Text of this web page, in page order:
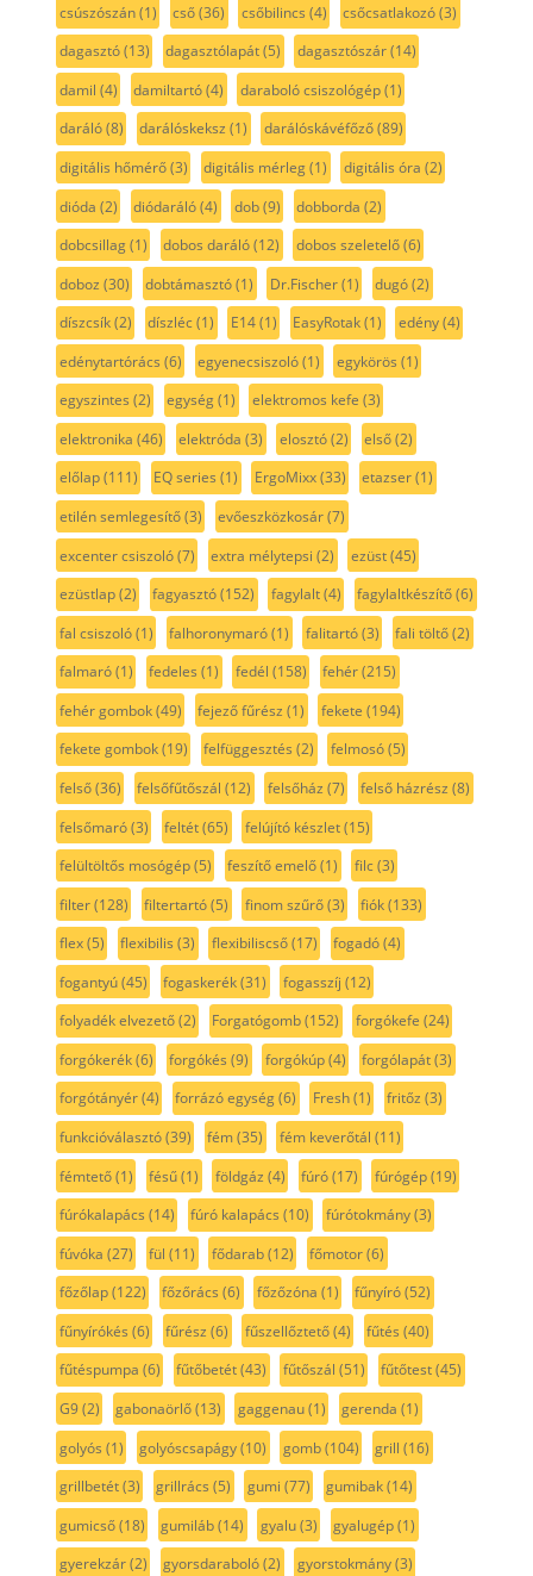
csúszószán(1) cső(36) csőbilincs (4) csőcsatlakozó(3)
dagasztó(13) dagasztólapát(5) dagasztószár(14)
damil (4) damiltartó(4) daraboló csiszológép(1)
daráló(8) darálóskeksz (1) darálóskávéfőző(89)
digitális hőmérő(3) digitális mérleg(1) digitális óra (2)
dióda (2) diódaráló(4) dob(9) dobborda (2)
dobcsillag(1) dobos daráló(12) dobos szeletelő(6)
doboz (30) dobtámasztó(1) Dr.Fischer(1) dugó(2)
díszcsík(2) díszléc(1) E14(1) EasyRotak(1) edény(4)
edénytartórács (6) egyenecsiszoló(1) egykörös (1)
egyszintes (2) egység(1) elektromos kefe (3)
elektronika (46) elektróda (3) elosztó(2) első(2)
előlap(111) EQ series (1) ErgoMixx(33) etazser(1)
etilén semlegesítő(3) evőeszközkosár(7)
excenter csiszoló(7) extra mélytepsi (2) ezüst(45)
ezüstlap(2) fagyasztó(152) fagylalt(4) fagylaltkészítő(6)
fal csiszoló(1) falhoronymaró(1) falitartó(3) fali töltő(2)
falmaró(1) fedeles (1) fedél (158) fehér(215)
fehér gombok(49) fejező fűrész (1) fekete (194)
fekete gombok(19) felfüggesztés (2) felmosó(5)
felső(36) felsőfűtőszál (12) felsőház (7) felső házrész (8)
felsőmaró(3) feltét(65) felújító készlet(15)
felültöltős mosógép(5) feszítő emelő(1) filc(3)
filter(128) filtertartó(5) finom szűrő(3) fiók(133)
flex(5) flexibilis (3) flexibiliscső(17) fogadó(4)
fogantyú(45) fogaskerék(31) fogasszíj (12)
folyadék elvezető(2) Forgatógomb(152) forgókefe (24)
forgókerék(6) forgókés (9) forgókúp(4) forgólapát(3)
forgótányér(4) forrázó egység(6) Fresh(1) fritőz (3)
funkcióválasztó(39) fém(35) fém keverőtál (11)
fémtető(1) fésű(1) földgáz (4) fúró(17) fúrógép(19)
fúrókalapács (14) fúró kalapács (10) fúrótokmány(3)
fúvóka (27) fül (11) fődarab(12) főmotor(6)
főzőlap(122) főzőrács (6) főzőzóna (1) fűnyíró(52)
fűnyírókés (6) fűrész (6) fűszellőztető(4) fűtés (40)
fűtéspumpa (6) fűtőbetét(43) fűtőszál (51) fűtőtest(45)
G9(2) gabonaörlő(13) gaggenau(1) gerenda (1)
golyós (1) golyóscsapágy(10) gomb(104) grill (16)
grillbetét(3) grillrács (5) gumi (77) gumibak(14)
gumicső(18) gumiláb(14) gyalu(3) gyalugép(1)
gyerekzár(2) gyorsdaraboló(2) gyorstokmány(3)